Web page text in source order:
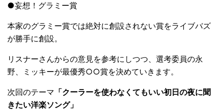
●妄想！グラミー賞
本家のグラミー賞では絶対に創設されない賞をライブバズ
が勝手に創設。
リスナーさんからの意見を参考にしつつ、選考委員の永
野、ミッキーが最優秀○○賞を決めていきます。
次回のテーマ 「クーラーを使わなくてもいい初日の夜に聞
きたい洋楽ソング」